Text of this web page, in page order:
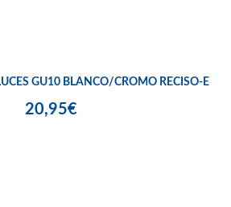
GU10 BLANCO/CROMO RECISO-E
20,95€